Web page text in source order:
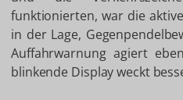
funktionierten, war die
in der Lage,
Auffahrwarnung agiert
blinkende Display weckt